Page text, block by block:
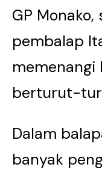
GP
pembalap
memenangi
berturut-
Dalam
banyak